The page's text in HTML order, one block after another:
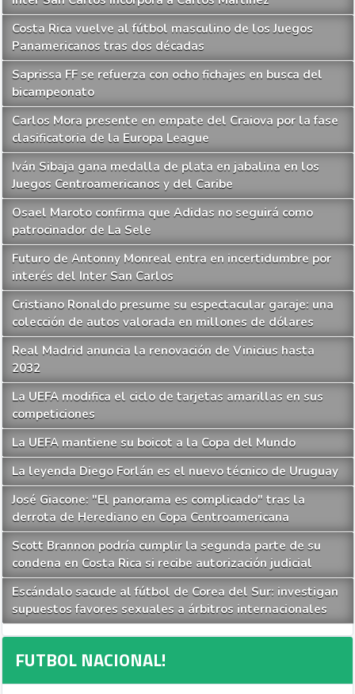
Costa Rica vuelve al fútbol masculino de los Juegos
Panamericanos tras dos décadas
Saprissa FF se refuerza con ocho fichajes en busca del
bicampeonato
Carlos Mora presente en empate del Craiova por la fase
clasificatoria de la Europa League
Iván Sibaja gana medalla de plata en jabalina en los
Juegos Centroamericanos y del Caribe
Osael Maroto confirma que Adidas no seguirá como
patrocinador de La Sele
Futuro de Antonny Monreal entra en incertidumbre por
interés del Inter San Carlos
Cristiano Ronaldo presume su espectacular garaje: una
colección de autos valorada en millones de dólares
Real Madrid anuncia la renovación de Vinicius hasta
2032
La UEFA modifica el ciclo de tarjetas amarillas en sus
competiciones
La UEFA mantiene su boicot a la Copa del Mundo
La leyenda Diego Forlán es el nuevo técnico de Uruguay
José Giacone: "El panorama es complicado" tras la
derrota de Herediano en Copa Centroamericana
Scott Brannon podría cumplir la segunda parte de su
condena en Costa Rica si recibe autorización judicial
Escándalo sacude al fútbol de Corea del Sur: investigan
supuestos favores sexuales a árbitros internacionales
FUTBOL NACIONAL!